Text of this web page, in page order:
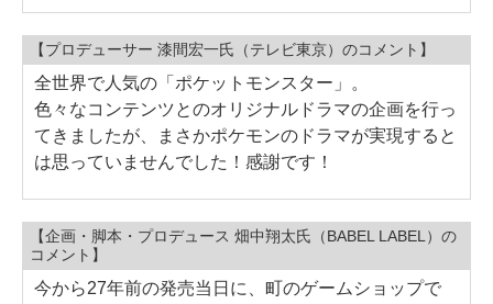
【プロデューサー 漆間宏一氏（テレビ東京）のコメント】
全世界で人気の「ポケットモンスター」。
色々なコンテンツとのオリジナルドラマの企画を行っ
てきましたが、まさかポケモンのドラマが実現すると
は思っていませんでした！感謝です！
【企画・脚本・プロデュース 畑中翔太氏（BABEL LABEL）の
コメント】
今から27年前の発売当日に、町のゲームショップで